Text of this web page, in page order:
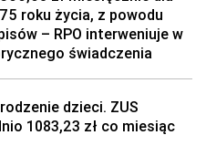
roku życia, z powodu
– RPO interweniuje w
świadczenia
dzieci. ZUS
1083,23 zł co miesiąc